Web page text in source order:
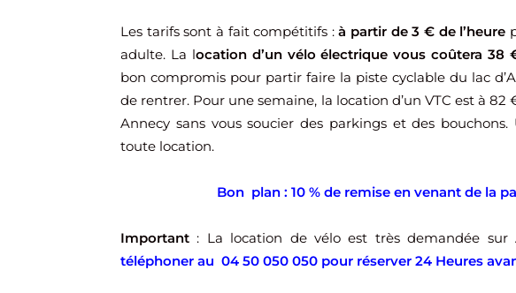
Les tarifs sont à fait compétitifs :à partir de 3 € de l’heure
adulte. La location d’un vélo électrique vous coûtera 38
bon compromis pour partir faire la piste cyclable du lac
de rentrer. Pour une semaine, la location d’un VTC est à
Annecy sans vous soucier des parkings et des bouchons.
toute location.
Bon plan : 10 % de remise en venant de la
Important : La location de vélo est très demandée sur
téléphoner au 04 50 050 050 pour réserver 24 Heures